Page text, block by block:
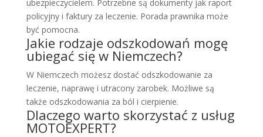
ubezpieczycielem. Potrzebne są dokumenty jak raport
policyjny i faktury za leczenie. Porada prawnika może
być pomocna.
Jakie rodzaje odszkodowań mogę
ubiegać się w Niemczech?
W Niemczech możesz dostać odszkodowanie za
leczenie, naprawę i utracony zarobek. Możliwe są
także odszkodowania za ból i cierpienie.
Dlaczego warto skorzystać z usług
MOTOEXPERT?